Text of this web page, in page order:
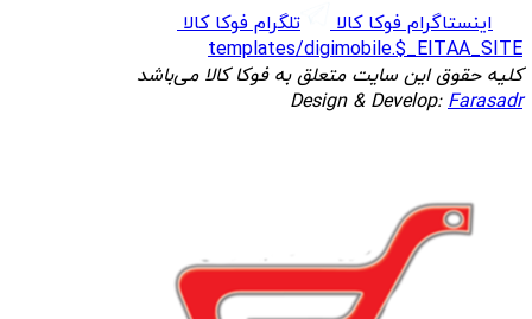
اینستاگرام فوکا کالا
تلگرام فوکا کالا
templates/digimobile.$_EITAA_SITE
کلیه حقوق این سایت متعلق به فوکا کالا می‌باشد
Design & Develop:Farasadr